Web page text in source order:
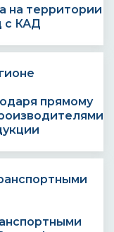
на территории
с КАД
прямому